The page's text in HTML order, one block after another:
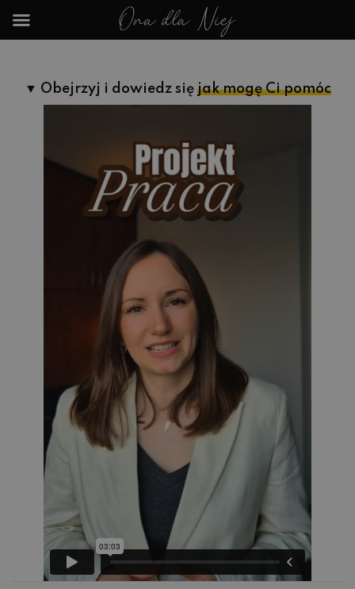
▼ Obejrzyj i dowiedz się jak mogę Ci pomóc